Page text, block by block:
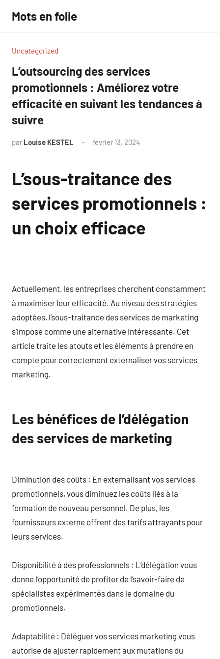
contenu
Mots en folie
Uncategorized
L’outsourcing des services
promotionnels : Améliorez votre
efficacité en suivant les tendances à
suivre
par Louise KESTEL février 13, 2024
L’sous-traitance des
services promotionnels :
un choix efficace
Actuellement, les entreprises cherchent constamment
à maximiser leur efficacité. Au niveau des stratégies
adoptées, l’sous-traitance des services de marketing
s’impose comme une alternative intéressante. Cet
article traite les atouts et les éléments à prendre en
compte pour correctement externaliser vos services
marketing.
Les bénéfices de l’délégation
des services de marketing
Diminution des coûts : En externalisant vos services
promotionnels, vous diminuez les coûts liés à la
formation de nouveau personnel. De plus, les
fournisseurs externe offrent des tarifs attrayants pour
leurs services.
Disponibilité à des professionnels : L’délégation vous
donne l’opportunité de profiter de l’savoir-faire de
spécialistes expérimentés dans le domaine du
promotionnels.
Adaptabilité : Déléguer vos services marketing vous
autorise de ajuster rapidement aux mutations du